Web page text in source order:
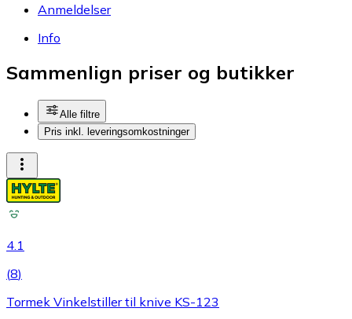
Anmeldelser
Info
Sammenlign priser og butikker
Alle filtre
Pris inkl. leveringsomkostninger
4.1
(8)
Tormek Vinkelstiller til knive KS-123